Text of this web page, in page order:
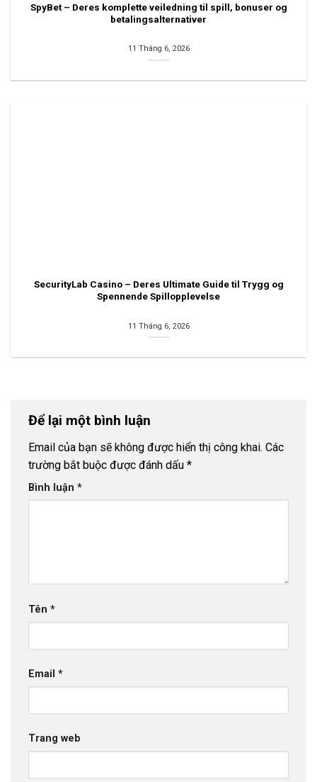
SpyBet – Deres komplette veiledning til spill, bonuser og
betalingsalternativer
11 Tháng 6, 2026
SecurityLab Casino – Deres Ultimate Guide til Trygg og
Spennende Spillopplevelse
11 Tháng 6, 2026
Để lại một bình luận
Email của bạn sẽ không được hiển thị công khai. Các
trường bắt buộc được đánh dấu *
Bình luận *
Tên *
Email *
Trang web